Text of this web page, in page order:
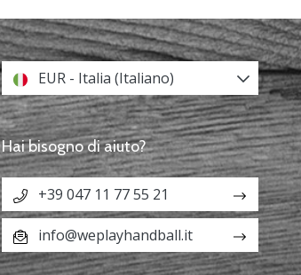
EUR - Italia (Italiano)
Hai bisogno di aiuto?
+39 047 11 77 55 21
info@weplayhandball.it